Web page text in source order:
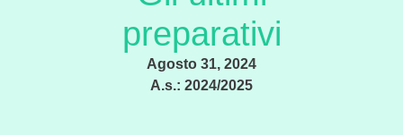
preparativi
Agosto 31, 2024
A.s.: 2024/2025